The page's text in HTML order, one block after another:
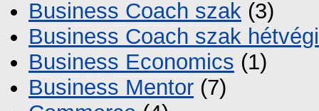
Business Coach szak (3)
Business Coach szak
Business Economics (1)
Business Mentor (7)